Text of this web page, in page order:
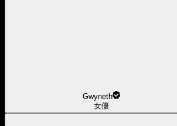
Gwyneth
女優